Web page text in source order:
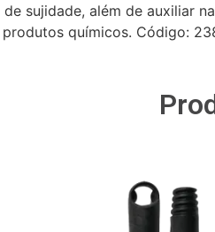
sujidade, além de auxiliar
químicos. Código: